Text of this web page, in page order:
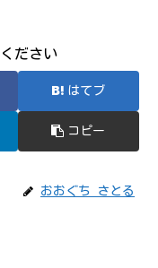
ださい
はてブ
コピー
おおぐち さとる